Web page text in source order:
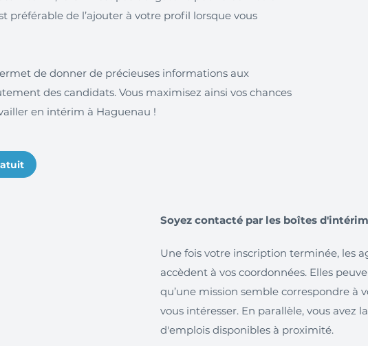
préférable de l’ajouter à votre profil lorsque vous
de donner de précieuses informations aux
des candidats. Vous maximisez ainsi vos chances
en intérim à Haguenau !
Soyez contacté par les boîtes
Une fois votre inscription terminée, les
accèdent à vos coordonnées. Elles
qu’une mission semble correspondre à
vous intéresser. En parallèle, vous avez
d'emplois disponibles à proximité.